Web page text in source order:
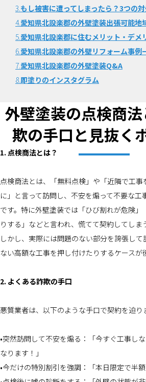
3.もし被害に遭ってしまったら？3つの
4.愛知県北設楽郡の外壁塗装出張可能地
5.愛知県北設楽郡に住むメリット・デメ
6.愛知県北設楽郡の外壁リフォーム事例
7.愛知県北設楽郡の外壁塗装Q&A
8.即塗りのインスタグラム
外壁塗装の点検商
欺の手口と見抜く
1. 点検商法とは？
点検商法とは、「無料点検」や「近隣で工事
に」と言って訪問し、不安を煽って不要な工
です。特に外壁塗装では「ひび割れが危険」
りする」などと言われ、慌てて契約してしま
しかし、実際には問題のない部分を誇張して
ない高額な工事を押し付けたりするケースが
2. よくある詐欺の手口
悪質業者は、以下のような手口で契約を迫り
•突然訪問して不安を煽る：「今すぐ工事し
なります！」
•今だけの特別割引を強調：「本日限定で半額